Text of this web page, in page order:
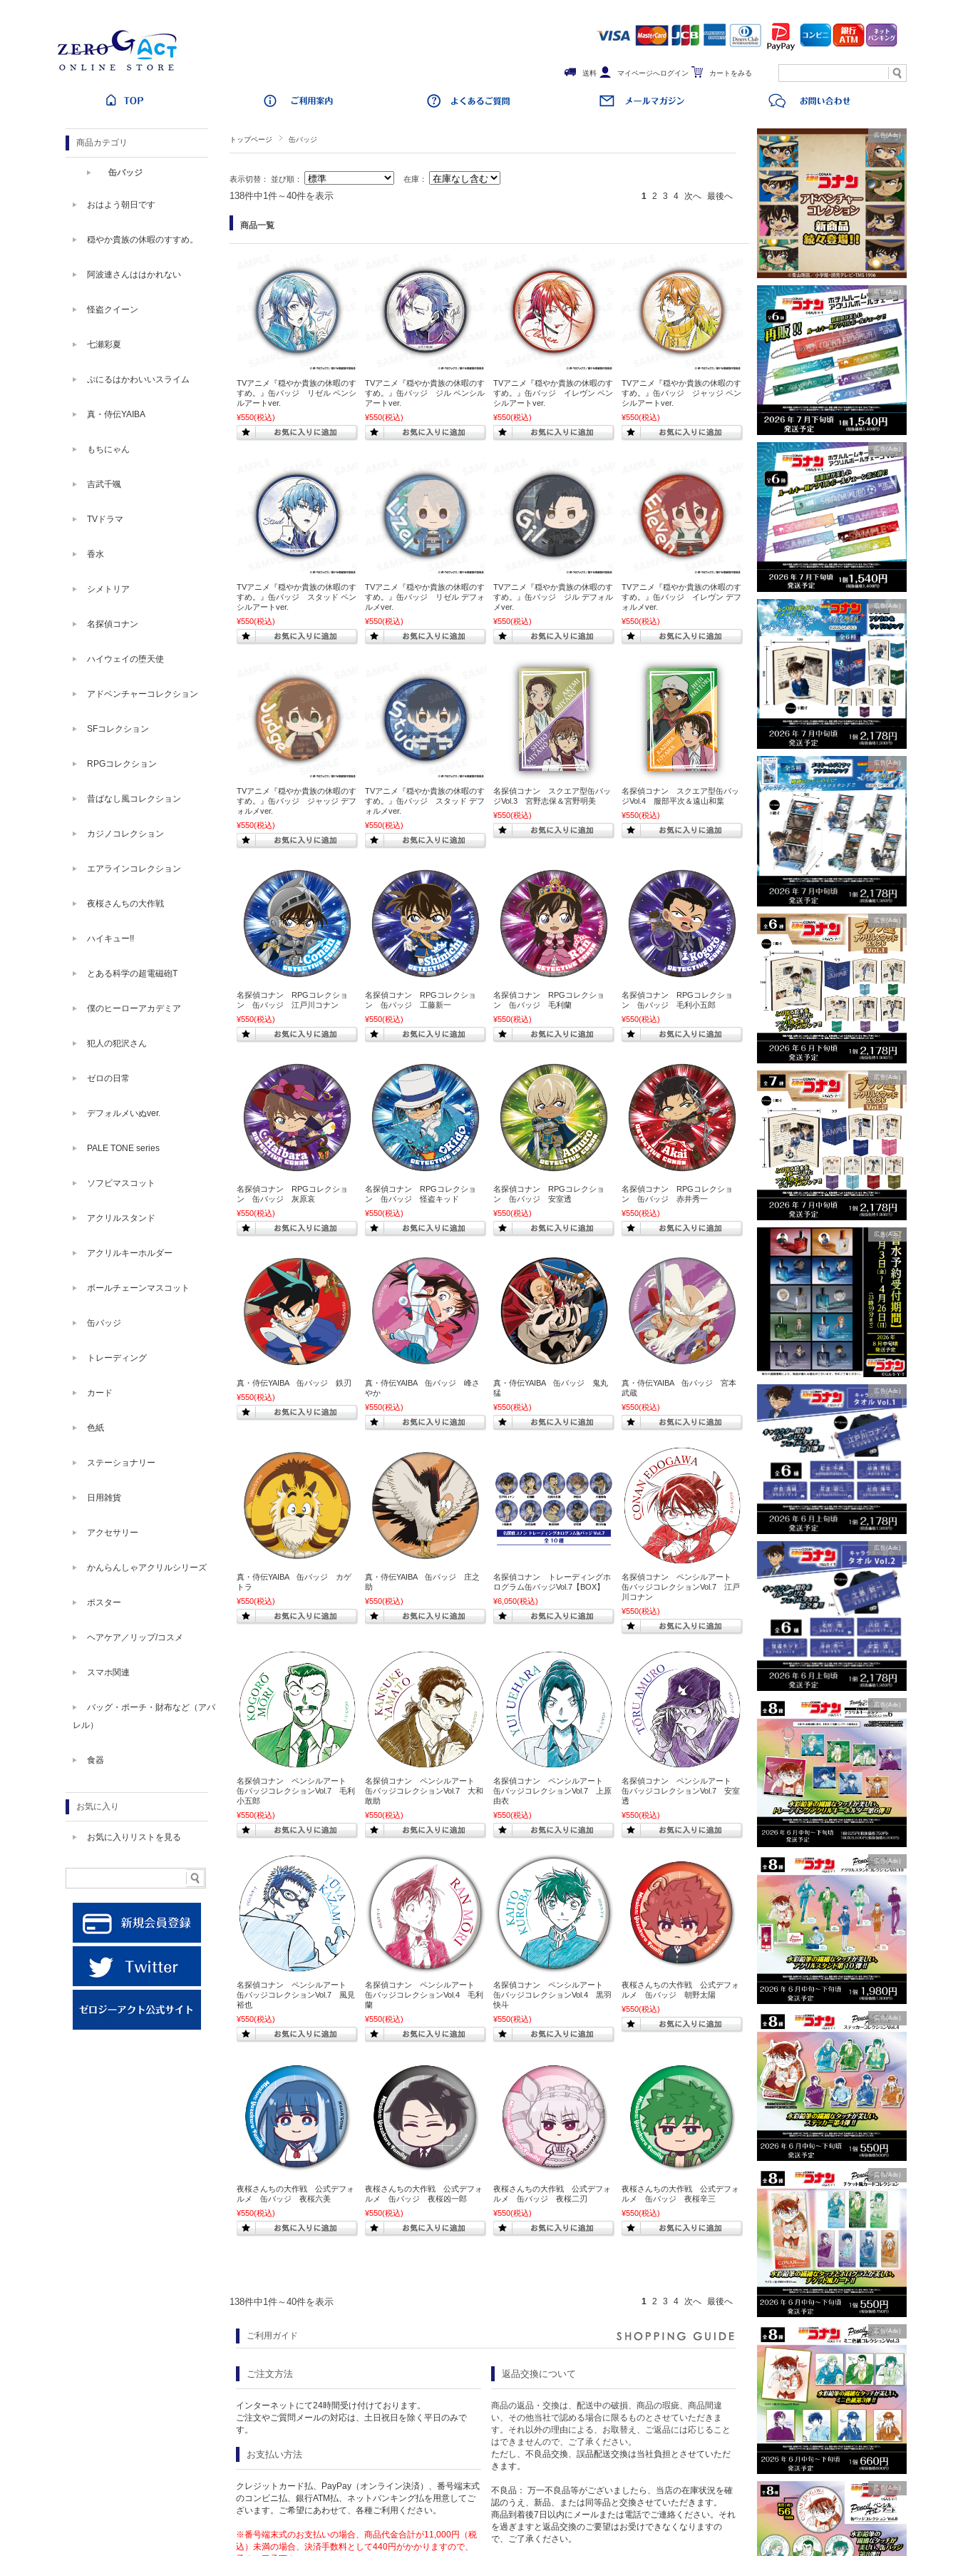
送料 マイページへログイン カートをみる
広告(Ads)
広告(Ads)
広告(Ads)
広告(Ads)
広告(Ads)
広告(Ads)
広告(Ads)
広告(Ads)
広告(Ads)
広告(Ads)
広告(Ads)
広告(Ads)
広告(Ads)
広告(Ads)
広告(Ads)
広告(Ads)
トップページ 缶バッジ
表示切替： 並び順： 在庫：
138件中1件～40件を表示 1 2 3 4 次へ 最後へ
商品一覧
TVアニメ『穏やか貴族の休暇のす
すめ。』缶バッジ リゼル ペンシ
ルアートver.
¥550(税込)
TVアニメ『穏やか貴族の休暇のす
すめ。』缶バッジ ジル ペンシル
アートver.
¥550(税込)
TVアニメ『穏やか貴族の休暇のす
すめ。』缶バッジ イレヴン ペン
シルアートver.
¥550(税込)
TVアニメ『穏やか貴族の休暇のす
すめ。』缶バッジ ジャッジ ペン
シルアートver.
¥550(税込)
TVアニメ『穏やか貴族の休暇のす
すめ。』缶バッジ スタッド ペン
シルアートver.
¥550(税込)
TVアニメ『穏やか貴族の休暇のす
すめ。』缶バッジ リゼル デフォ
ルメver.
¥550(税込)
TVアニメ『穏やか貴族の休暇のす
すめ。』缶バッジ ジル デフォル
メver.
¥550(税込)
TVアニメ『穏やか貴族の休暇のす
すめ。』缶バッジ イレヴン デフ
ォルメver.
¥550(税込)
TVアニメ『穏やか貴族の休暇のす
すめ。』缶バッジ ジャッジ デフ
ォルメver.
¥550(税込)
TVアニメ『穏やか貴族の休暇のす
すめ。』缶バッジ スタッド デフ
ォルメver.
¥550(税込)
名探偵コナン スクエア型缶バッ
ジVol.3 宮野志保＆宮野明美
¥550(税込)
名探偵コナン スクエア型缶バッ
ジVol.4 服部平次＆遠山和葉
¥550(税込)
名探偵コナン RPGコレクショ
ン 缶バッジ 江戸川コナン
¥550(税込)
名探偵コナン RPGコレクショ
ン 缶バッジ 工藤新一
¥550(税込)
名探偵コナン RPGコレクショ
ン 缶バッジ 毛利蘭
¥550(税込)
名探偵コナン RPGコレクショ
ン 缶バッジ 毛利小五郎
¥550(税込)
名探偵コナン RPGコレクショ
ン 缶バッジ 灰原哀
¥550(税込)
名探偵コナン RPGコレクショ
ン 缶バッジ 怪盗キッド
¥550(税込)
名探偵コナン RPGコレクショ
ン 缶バッジ 安室透
¥550(税込)
名探偵コナン RPGコレクショ
ン 缶バッジ 赤井秀一
¥550(税込)
真・侍伝YAIBA 缶バッジ 鉄刃
¥550(税込)
真・侍伝YAIBA 缶バッジ 峰さ
やか
¥550(税込)
真・侍伝YAIBA 缶バッジ 鬼丸
猛
¥550(税込)
真・侍伝YAIBA 缶バッジ 宮本
武蔵
¥550(税込)
真・侍伝YAIBA 缶バッジ カゲ
トラ
¥550(税込)
真・侍伝YAIBA 缶バッジ 庄之
助
¥550(税込)
名探偵コナン トレーディングホ
ログラム缶バッジVol.7【BOX】
¥6,050(税込)
名探偵コナン ペンシルアート
缶バッジコレクションVol.7 江戸
川コナン
¥550(税込)
名探偵コナン ペンシルアート
缶バッジコレクションVol.7 毛利
小五郎
¥550(税込)
名探偵コナン ペンシルアート
缶バッジコレクションVol.7 大和
敢助
¥550(税込)
名探偵コナン ペンシルアート
缶バッジコレクションVol.7 上原
由衣
¥550(税込)
名探偵コナン ペンシルアート
缶バッジコレクションVol.7 安室
透
¥550(税込)
名探偵コナン ペンシルアート
缶バッジコレクションVol.7 風見
裕也
¥550(税込)
名探偵コナン ペンシルアート
缶バッジコレクションVol.4 毛利
蘭
¥550(税込)
名探偵コナン ペンシルアート
缶バッジコレクションVol.4 黒羽
快斗
¥550(税込)
夜桜さんちの大作戦 公式デフォ
ルメ 缶バッジ 朝野太陽
¥550(税込)
夜桜さんちの大作戦 公式デフォ
ルメ 缶バッジ 夜桜六美
¥550(税込)
夜桜さんちの大作戦 公式デフォ
ルメ 缶バッジ 夜桜凶一郎
¥550(税込)
夜桜さんちの大作戦 公式デフォ
ルメ 缶バッジ 夜桜二刃
¥550(税込)
夜桜さんちの大作戦 公式デフォ
ルメ 缶バッジ 夜桜辛三
¥550(税込)
138件中1件～40件を表示 1 2 3 4 次へ 最後へ
ご利用ガイド
ご注文方法
インターネットにて24時間受け付けております。
ご注文やご質問メールの対応は、土日祝日を除く平日のみで
す。
お支払い方法
クレジットカード払、PayPay（オンライン決済）、番号端末式
のコンビニ払、銀行ATM払、ネットバンキング払を用意してご
ざいます。ご希望にあわせて、各種ご利用ください。
※番号端末式のお支払いの場合、商品代金合計が11,000円（税
込）未満の場合、決済手数料として440円がかかりますので、
返品交換について
商品の返品・交換は、配送中の破損、商品の瑕疵、商品間違
い、その他当社で認める場合に限るものとさせていただきま
す。それ以外の理由による、お取替え、ご返品には応じること
はできませんので、ご了承ください。
ただし、不良品交換、誤品配送交換は当社負担とさせていただ
きます。
不良品： 万一不良品等がございましたら、当店の在庫状況を確
認のうえ、新品、または同等品と交換させていただきます。
商品到着後7日以内にメールまたは電話でご連絡ください。それ
を過ぎますと返品交換のご要望はお受けできなくなりますの
で、ご了承ください。
商品カテゴリ
缶バッジ
おはよう朝日です
穏やか貴族の休暇のすすめ。
阿波連さんははかれない
怪盗クイーン
七瀬彩夏
ぷにるはかわいいスライム
真・侍伝YAIBA
もちにゃん
吉武千颯
TVドラマ
香水
シメトリア
名探偵コナン
ハイウェイの堕天使
アドベンチャーコレクション
SFコレクション
RPGコレクション
昔ばなし風コレクション
カジノコレクション
エアラインコレクション
夜桜さんちの大作戦
ハイキュー!!
とある科学の超電磁砲T
僕のヒーローアカデミア
犯人の犯沢さん
ゼロの日常
デフォルメいぬver.
PALE TONE series
ソフビマスコット
アクリルスタンド
アクリルキーホルダー
ボールチェーンマスコット
缶バッジ
トレーディング
カード
色紙
ステーショナリー
日用雑貨
アクセサリー
かんらんしゃアクリルシリーズ
ポスター
ヘアケア／リップ/コスメ
スマホ関連
バッグ・ポーチ・財布など（アパ
レル）
食器
お気に入り
お気に入りリストを見る